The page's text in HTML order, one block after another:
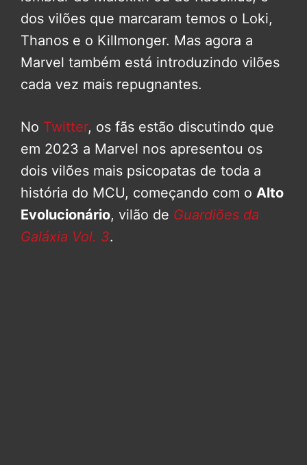
dos vilões que marcaram temos o Loki,
Thanos e o Killmonger. Mas agora a
Marvel também está introduzindo vilões
cada vez mais repugnantes.
No Twitter, os fãs estão discutindo que
em 2023 a Marvel nos apresentou os
dois vilões mais psicopatas de toda a
história do MCU, começando com o Alto
Evolucionário, vilão de Guardiões da
Galáxia Vol. 3.